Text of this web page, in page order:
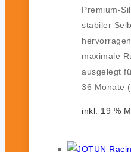
Premium-
stabiler
maximale
ausgelegt
36 Monate
inkl. 19 %